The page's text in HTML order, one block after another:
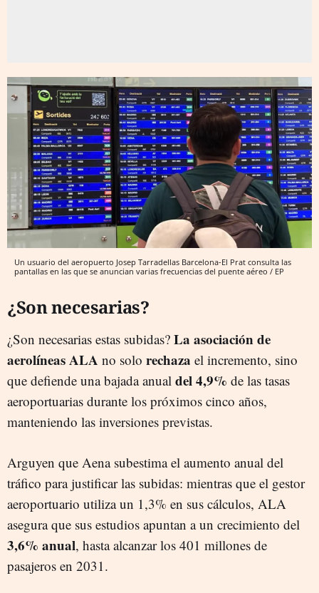
Un usuario del aeropuerto Josep Tarradellas Barcelona-El Prat consulta las
pantallas en las que se anuncian varias frecuencias del puente aéreo / EP
¿Son necesarias?
¿Son necesarias estas subidas? La asociación de
aerolíneas ALA no solo rechaza el incremento, sino
que defiende una bajada anual del 4,9% de las tasas
aeroportuarias durante los próximos cinco años,
manteniendo las inversiones previstas.
Arguyen que Aena subestima el aumento anual del
tráfico para justificar las subidas: mientras que el gestor
aeroportuario utiliza un 1,3% en sus cálculos, ALA
asegura que sus estudios apuntan a un crecimiento del
3,6% anual, hasta alcanzar los 401 millones de
pasajeros en 2031.